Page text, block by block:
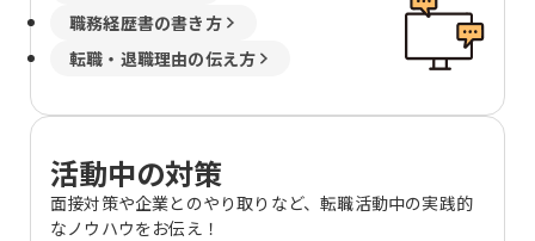
職務経歴書の書き方
転職・退職理由の伝え方
活動中の対策
面接対策や企業とのやり取りなど、転職活動中の実践的
なノウハウをお伝え！